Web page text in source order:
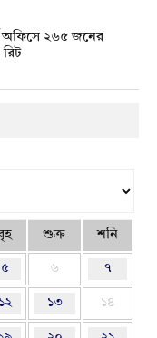
অফিসে ২৬৫ জনের
শুক্র শনি
৫ ৬ ৭
১২ ১৩ ১৪